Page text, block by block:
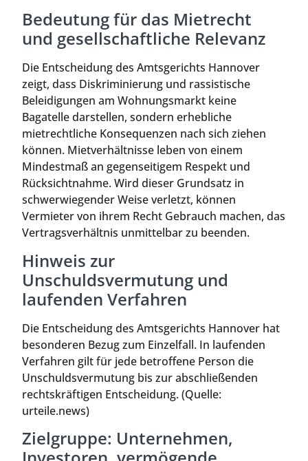
Bedeutung für das Mietrecht
und gesellschaftliche Relevanz
Die Entscheidung des Amtsgerichts Hannover
zeigt, dass Diskriminierung und rassistische
Beleidigungen am Wohnungsmarkt keine
Bagatelle darstellen, sondern erhebliche
mietrechtliche Konsequenzen nach sich ziehen
können. Mietverhältnisse leben von einem
Mindestmaß an gegenseitigem Respekt und
Rücksichtnahme. Wird dieser Grundsatz in
schwerwiegender Weise verletzt, können
Vermieter von ihrem Recht Gebrauch machen, das
Vertragsverhältnis unmittelbar zu beenden.
Hinweis zur
Unschuldsvermutung und
laufenden Verfahren
Die Entscheidung des Amtsgerichts Hannover hat
besonderen Bezug zum Einzelfall. In laufenden
Verfahren gilt für jede betroffene Person die
Unschuldsvermutung bis zur abschließenden
rechtskräftigen Entscheidung. (Quelle:
urteile.news)
Zielgruppe: Unternehmen,